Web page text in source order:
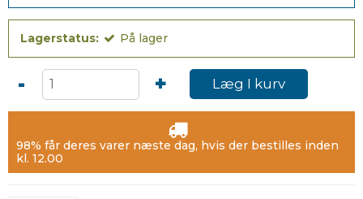
Lagerstatus: På lager
- + Læg I kurv
98% får deres varer næste dag, hvis der bestilles inden
kl. 12.00